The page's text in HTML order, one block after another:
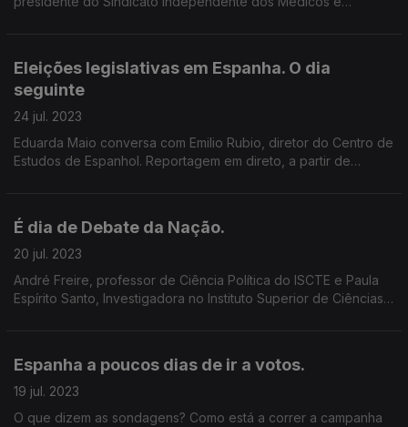
Eleições legislativas em Espanha. O dia
seguinte
24 jul. 2023
Eduarda Maio conversa com Emilio Rubio, diretor do Centro de
Estudos de Espanhol. Reportagem em direto, a partir de
É dia de Debate da Nação.
20 jul. 2023
André Freire, professor de Ciência Política do ISCTE e Paula
Espírito Santo, Investigadora no Instituto Superior de Ciências
Espanha a poucos dias de ir a votos.
19 jul. 2023
O que dizem as sondagens? Como está a correr a campanha